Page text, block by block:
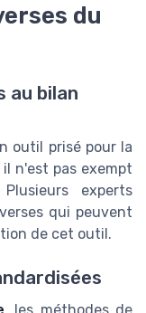
du
au bilan
outil prisé pour la
n'est pas exempt
experts
qui peuvent
de cet outil.